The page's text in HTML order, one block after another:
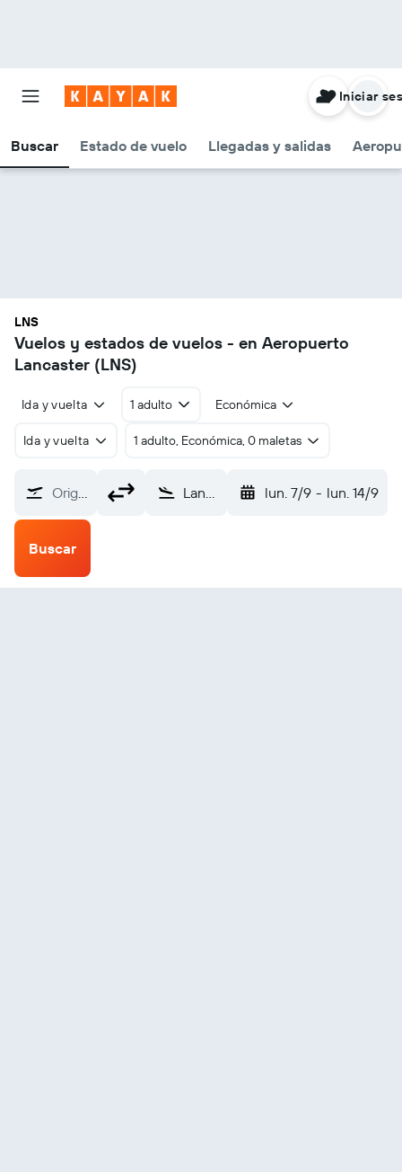
Buscar Estado de vuelo Llegadas y salidas
Iniciar
LNS
Vuelos y estados de vuelos - en Aeropuerto
Lancaster (LNS)
Ida y vuelta 1 adulto Económica
Ida y vuelta 1 adulto, Económica, 0 maletas
Origen Lancaster (LNS) lun. 7/9 - lun. 14/9
Buscar